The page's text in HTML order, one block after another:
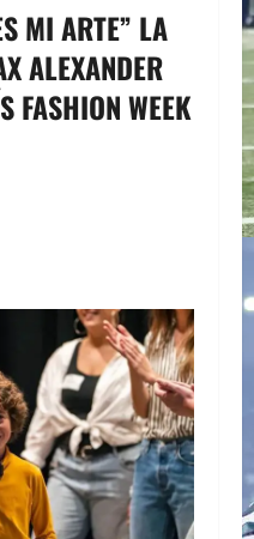
MI ARTE” LA
ALEXANDER
FASHION WEEK